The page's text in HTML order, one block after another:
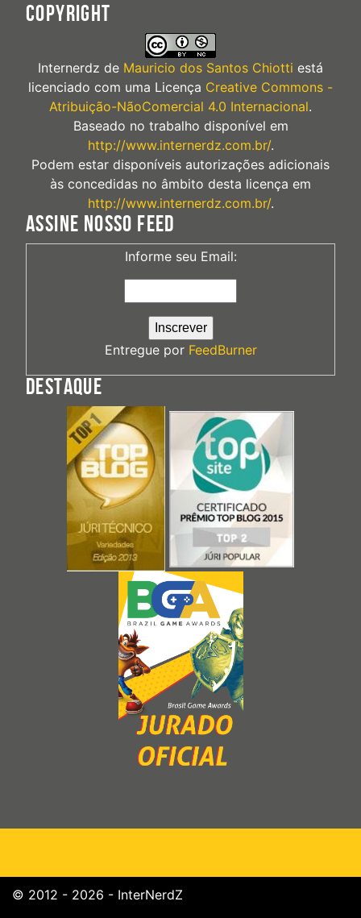
COPYRIGHT
Internerdz de Mauricio dos Santos Chiotti está
licenciado com uma Licença Creative Commons -
Atribuição-NãoComercial 4.0 Internacional.
Baseado no trabalho disponível em
http://www.internerdz.com.br/.
Podem estar disponíveis autorizações adicionais
às concedidas no âmbito desta licença em
http://www.internerdz.com.br/.
ASSINE NOSSO FEED
Informe seu Email:
Entregue por FeedBurner
DESTAQUE
© 2012 - 2026 - InterNerdZ